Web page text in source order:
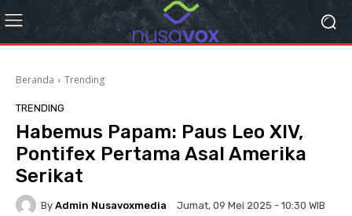
Beranda Trending
TRENDING
Habemus Papam: Paus Leo XIV,
Pontifex Pertama Asal Amerika
Serikat
By Admin Nusavoxmedia Jumat, 09 Mei 2025 - 10:30 WIB